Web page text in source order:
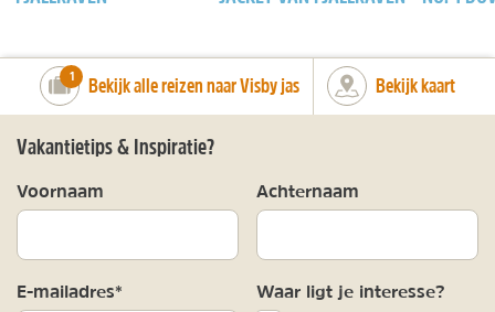
number_of_trips:
1 Bekijk alle reizen naar Visby jas Bekijk kaart
Vakantietips & Inspiratie?
Voornaam Achternaam
E-mailadres* Waar ligt je interesse?